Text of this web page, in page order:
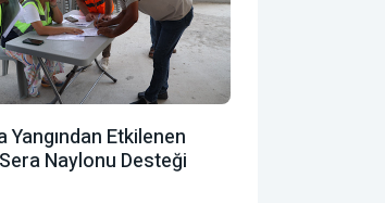
Yangından Etkilenen
Naylonu Desteği